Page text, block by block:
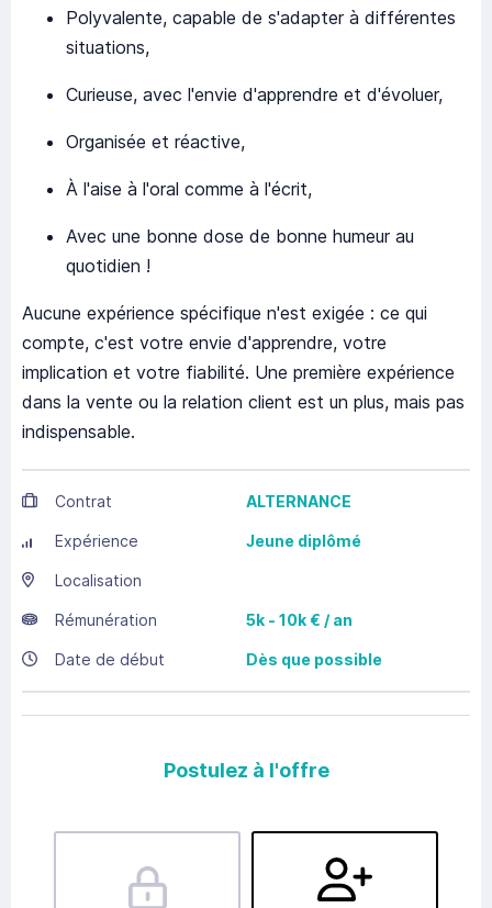
Polyvalente, capable de s'adapter à différentes
situations,
Curieuse, avec l'envie d'apprendre et d'évoluer,
Organisée et réactive,
À l'aise à l'oral comme à l'écrit,
Avec une bonne dose de bonne humeur au
quotidien !
Aucune expérience spécifique n'est exigée : ce qui
compte, c'est votre envie d'apprendre, votre
implication et votre fiabilité. Une première expérience
dans la vente ou la relation client est un plus, mais pas
indispensable.
Contrat ALTERNANCE
Expérience Jeune diplômé
Localisation
Rémunération 5k - 10k € / an
Date de début Dès que possible
Postulez à l'offre